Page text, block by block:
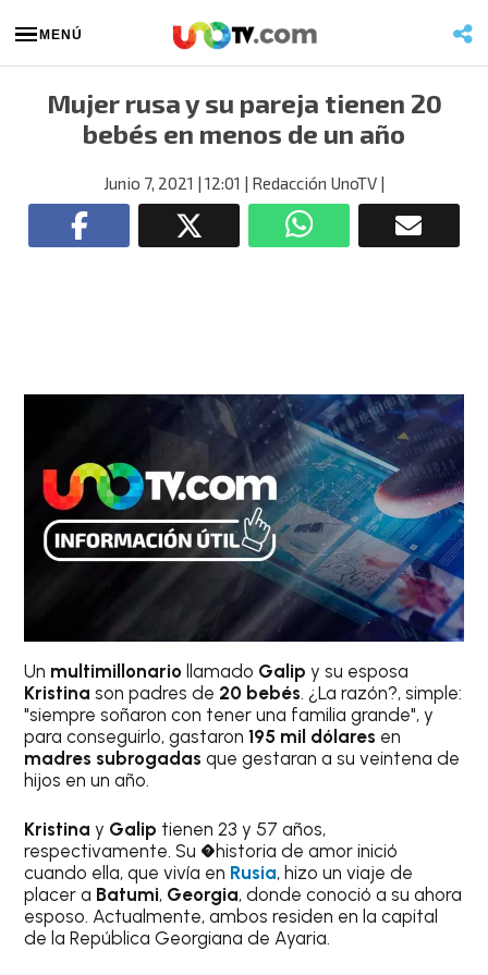
MENÚ
Mujer rusa y su pareja tienen 20
bebés en menos de un año
Junio 7, 2021 | 12:01 | Redacción UnoTV |
Un multimillonario llamado Galipy su esposa
Kristinason padres de 20 bebés. ¿La razón?, simple:
"siempre soñaron con tener una familia grande", y
para conseguirlo, gastaron 195 mil dólares en
madres subrogadas que gestaran a su veintena de
hijos en un año.
Kristinay Galip tienen 23 y 57 años,
respectivamente. Su �historia de amor inició
cuando ella, que vivía en Rusia, hizo un viaje de
placer a Batumi, Georgia, donde conoció a su ahora
esposo. Actualmente, ambos residen en la capital
de la República Georgiana de Ayaria.